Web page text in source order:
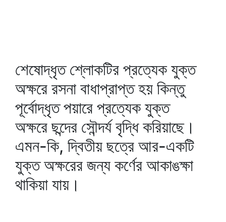
শেষোদ্‌ধৃত শ্লোকটির প্রত্যেক যুক্ত
অক্ষরে রসনা বাধাপ্রাপ্ত হয় কিন্তু
পূর্বোদ্‌ধৃত পয়ারে প্রত্যেক যুক্ত
অক্ষরে ছন্দের সৌন্দর্য বৃদ্ধি করিয়াছে।
এমন-কি, দ্বিতীয় ছত্রে আর-একটি
যুক্ত অক্ষরের জন্য কর্ণের আকাঙক্ষা
থাকিয়া যায়।